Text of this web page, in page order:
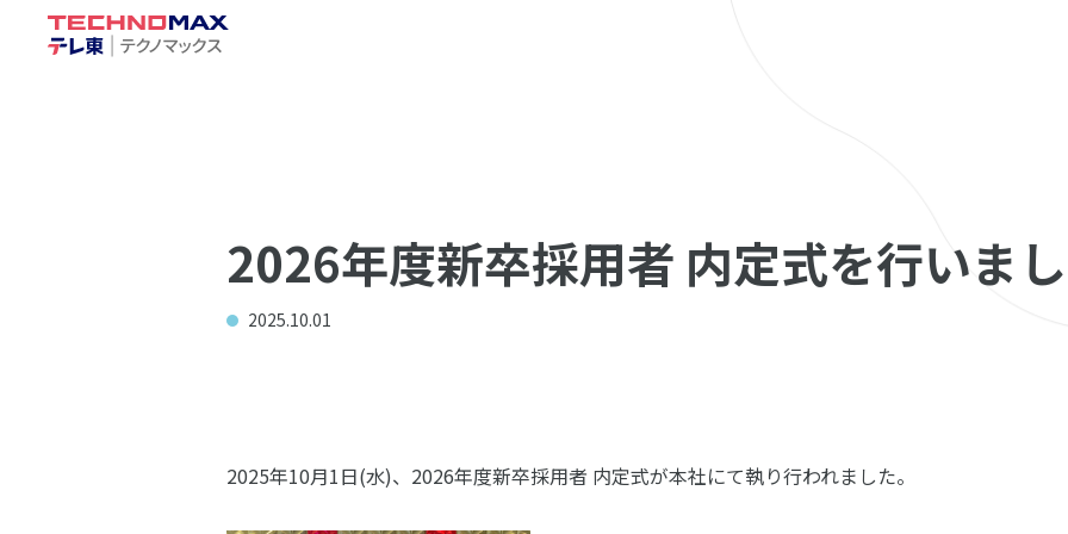
2026年度新卒採用者 内定式を行いま
2025.10.01
2025年10月1日(水)、2026年度新卒採用者 内定式が本社にて執り行われました。